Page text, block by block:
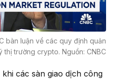
bàn luận về các quy định quản
thị trường crypto. Nguồn: CNBC
các sàn giao dịch công